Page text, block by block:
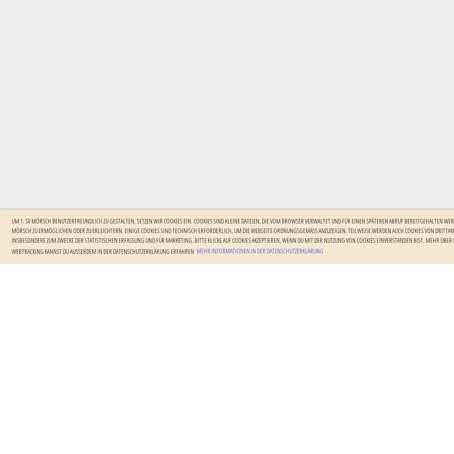
UM 1. SV MÖRSCH BENUTZERFREUNDLICH ZU GESTALTEN, SETZEN WIR COOKIES EIN. COOKIES SIND KLEINE DATEIEN, DIE VOM BROWSER VERWALTET UND FÜR EINEN SPÄTEREN ABRUF BEREITGEHALTEN
MÖRSCH ZU ERMÖGLICHEN ODER ZU ERLEICHTERN. EINIGE COOKIES SIND TECHNISCH ERFORDERLICH, UM DIE WEBSEITE ORDNUNGSGEMÄSS ANZUZEIGEN. TEILWEISE WERDEN AUCH COOKIES VON
NSBESONDERE ZUM ZWECKE DER STATISTISCHEN ERFASSUNG UND FÜR MARKETING. BITTE KLICKE AUF COOKIES AKZEPTIEREN, WENN DU MIT DER NUTZUNG VON COOKIES EINVERSTANDEN BIST. MEHR ÜBER
EBTRACKING KANNST DU AUSSERDEM IN DER DATENSCHUTZERKLÄRUNG ERFAHREN
MEHR INFORMATIONEN IN DER DATENSCHUTZERKLÄRUNG